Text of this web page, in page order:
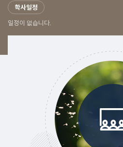
학사일정
일정이 없습니다.